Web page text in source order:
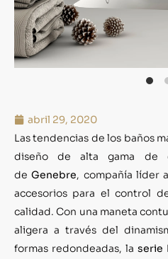
abril 29, 2020
Las tendencias de los baños
diseño de alta gama de
deGenebre, compañía líder
accesorios para el control
calidad. Con una maneta
aligera a través del
formas redondeadas, la serie